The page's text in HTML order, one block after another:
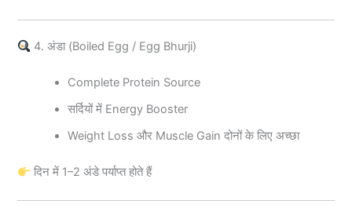
4. अंडा (Boiled Egg / Egg Bhurji)
Complete Protein Source
सर्दियों में Energy Booster
Weight Loss और Muscle Gain दोनों के लिए अच्छा
दिन में 1–2 अंडे पर्याप्त होते हैं